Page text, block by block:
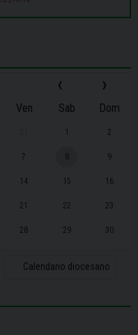
‹ ›
Ven Sab Dom
1 2
7 8 9
14 15 16
21 22 23
28 29 30
Calendario diocesano